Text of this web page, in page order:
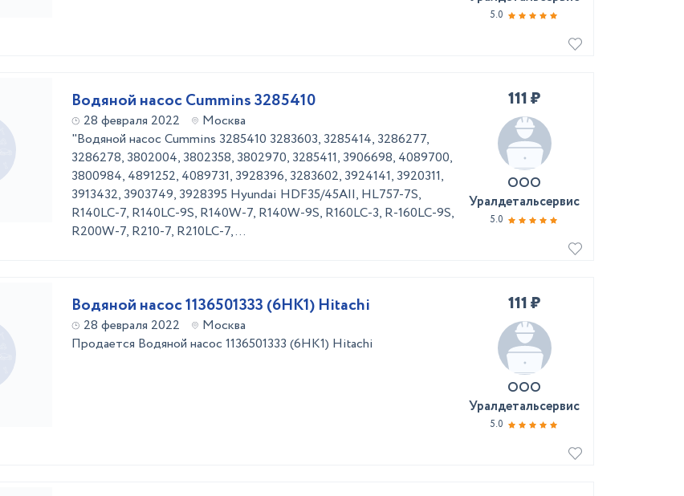
5.0
Водяной насос Cummins 3285410
28 февраля 2022
Москва
"Водяной насос Cummins 3285410 3283603, 3285414, 3286277,
3286278, 3802004, 3802358, 3802970, 3285411, 3906698, 4089700,
3800984, 4891252, 4089731, 3928396, 3283602, 3924141, 3920311,
3913432, 3903749, 3928395 Hyundai HDF35/45AII, HL757-7S,
R140LC-7, R140LC-9S, R140W-7, R140W-9S, R160LC-3, R-160LC-9S,
R200W-7, R210-7, R210LC-7, ...
111 ₽
ООО
Уралдетальсервис
5.0
Водяной насос 1136501333 (6HK1) Hitachi
28 февраля 2022
Москва
Продается Водяной насос 1136501333 (6HK1) Hitachi
111 ₽
ООО
Уралдетальсервис
5.0